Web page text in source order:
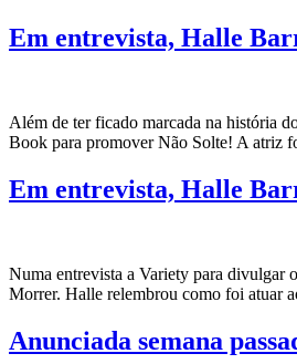
Em entrevista, Halle
Além de ter ficado marcada na história
Book para promover Não Solte! A atriz
Em entrevista, Halle
Numa entrevista a Variety para divulgar
Morrer. Halle relembrou como foi atuar
Anunciada semana